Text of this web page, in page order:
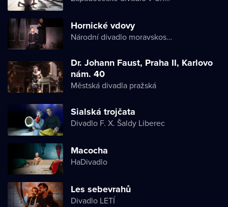
Hornické vdovy
Národní divadlo moravskoslezské
Dr. Johann Faust, Praha II, Karlovo
nám. 40
Městská divadla pražská
Sialská trojčata
Divadlo F. X. Šaldy Liberec
Macocha
HaDivadlo
Les sebevrahů
Divadlo LETÍ